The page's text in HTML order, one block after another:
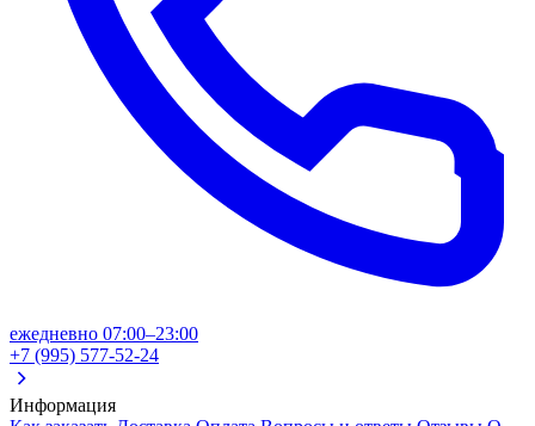
ежедневно 07:00–23:00
+7 (995) 577-52-24
Информация